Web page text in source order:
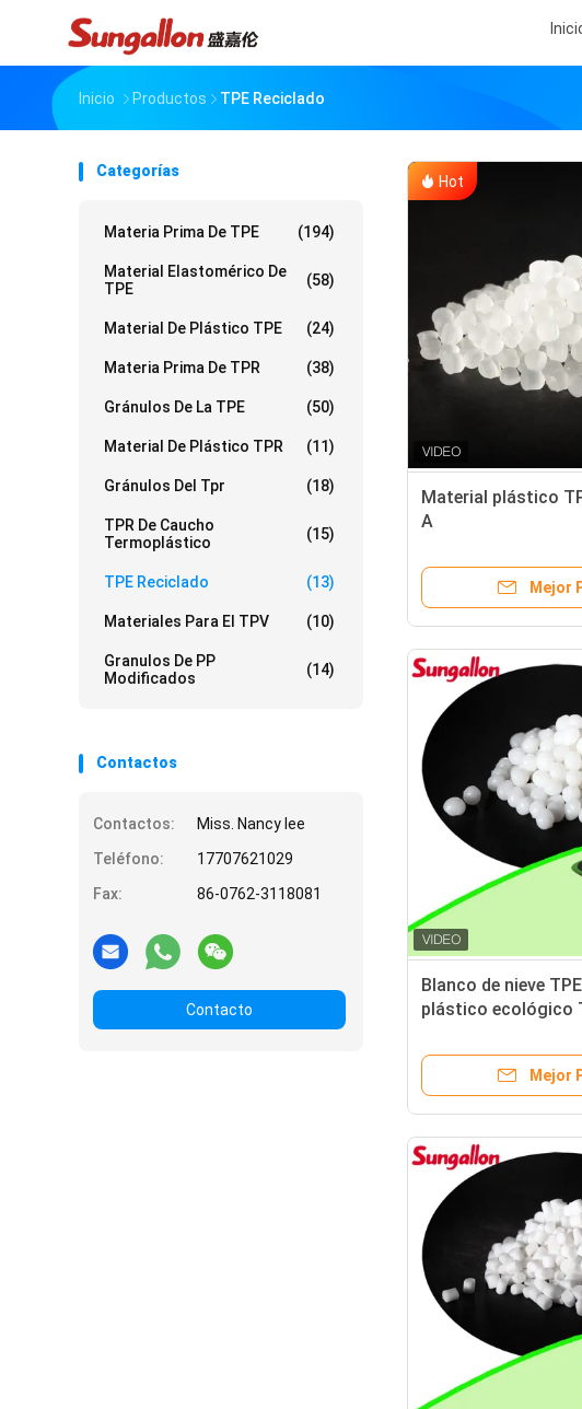
Inicio Productos TPE Reciclado
Categorías
Materia Prima De TPE (194)
Material Elastomérico De
TPE
(58)
Material De Plástico TPE (24)
Materia Prima De TPR (38)
Gránulos De La TPE (50)
Material De Plástico TPR (11)
Gránulos Del Tpr (18)
TPR De Caucho
Termoplástico
(15)
TPE Reciclado (13)
Materiales Para El TPV (10)
Granulos De PP
Modificados
(14)
Contactos
Contactos:
Miss. Nancy lee
Teléfono:
17707621029
Fax:
86-0762-3118081
Contacto
Hot
Material plástico
A
Mejor
Blanco de nieve
plástico ecológico
sobre moldeo para
Mejor